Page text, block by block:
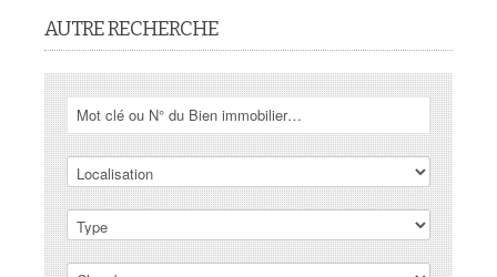
AUTRE RECHERCHE